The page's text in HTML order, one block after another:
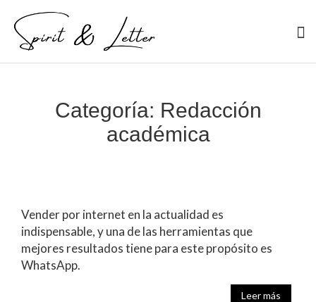
Categoría: Redacción
académica
Vender por internet en la actualidad es
indispensable, y una de las herramientas que
mejores resultados tiene para este propósito es
WhatsApp.
Leer más